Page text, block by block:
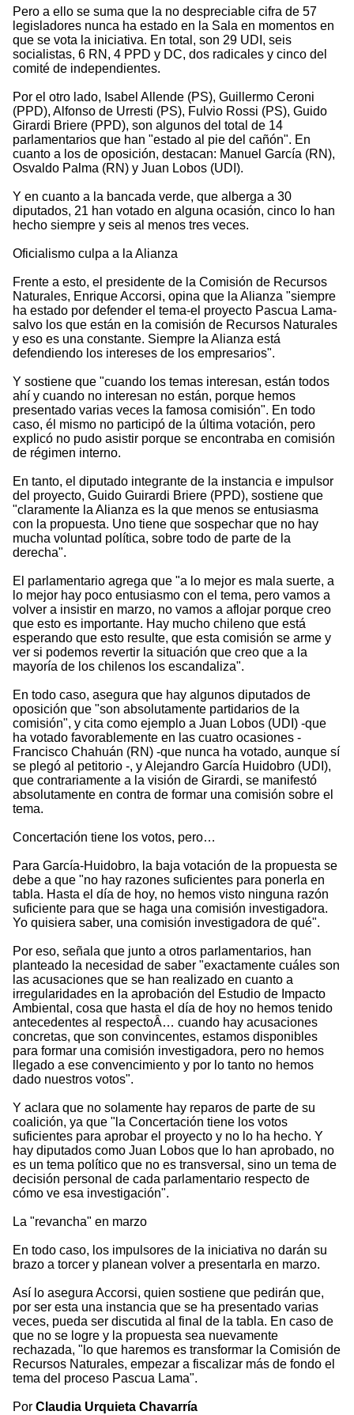
Pero a ello se suma que la no despreciable cifra de 57
legisladores nunca ha estado en la Sala en momentos en
que se vota la iniciativa. En total, son 29 UDI, seis
socialistas, 6 RN, 4 PPD y DC, dos radicales y cinco del
comité de independientes.
Por el otro lado, Isabel Allende (PS), Guillermo Ceroni
(PPD), Alfonso de Urresti (PS), Fulvio Rossi (PS), Guido
Girardi Briere (PPD), son algunos del total de 14
parlamentarios que han "estado al pie del cañón". En
cuanto a los de oposición, destacan: Manuel García (RN),
Osvaldo Palma (RN) y Juan Lobos (UDI).
Y en cuanto a la bancada verde, que alberga a 30
diputados, 21 han votado en alguna ocasión, cinco lo han
hecho siempre y seis al menos tres veces.
Oficialismo culpa a la Alianza
Frente a esto, el presidente de la Comisión de Recursos
Naturales, Enrique Accorsi, opina que la Alianza "siempre
ha estado por defender el tema-el proyecto Pascua Lama-
salvo los que están en la comisión de Recursos Naturales
y eso es una constante. Siempre la Alianza está
defendiendo los intereses de los empresarios".
Y sostiene que "cuando los temas interesan, están todos
ahí y cuando no interesan no están, porque hemos
presentado varias veces la famosa comisión". En todo
caso, él mismo no participó de la última votación, pero
explicó no pudo asistir porque se encontraba en comisión
de régimen interno.
En tanto, el diputado integrante de la instancia e impulsor
del proyecto, Guido Guirardi Briere (PPD), sostiene que
"claramente la Alianza es la que menos se entusiasma
con la propuesta. Uno tiene que sospechar que no hay
mucha voluntad política, sobre todo de parte de la
derecha".
El parlamentario agrega que "a lo mejor es mala suerte, a
lo mejor hay poco entusiasmo con el tema, pero vamos a
volver a insistir en marzo, no vamos a aflojar porque creo
que esto es importante. Hay mucho chileno que está
esperando que esto resulte, que esta comisión se arme y
ver si podemos revertir la situación que creo que a la
mayoría de los chilenos los escandaliza".
En todo caso, asegura que hay algunos diputados de
oposición que "son absolutamente partidarios de la
comisión", y cita como ejemplo a Juan Lobos (UDI) -que
ha votado favorablemente en las cuatro ocasiones -
Francisco Chahuán (RN) -que nunca ha votado, aunque sí
se plegó al petitorio -, y Alejandro García Huidobro (UDI),
que contrariamente a la visión de Girardi, se manifestó
absolutamente en contra de formar una comisión sobre el
tema.
Concertación tiene los votos, pero…
Para García-Huidobro, la baja votación de la propuesta se
debe a que "no hay razones suficientes para ponerla en
tabla. Hasta el día de hoy, no hemos visto ninguna razón
suficiente para que se haga una comisión investigadora.
Yo quisiera saber, una comisión investigadora de qué".
Por eso, señala que junto a otros parlamentarios, han
planteado la necesidad de saber "exactamente cuáles son
las acusaciones que se han realizado en cuanto a
irregularidades en la aprobación del Estudio de Impacto
Ambiental, cosa que hasta el día de hoy no hemos tenido
antecedentes al respectoÂ… cuando hay acusaciones
concretas, que son convincentes, estamos disponibles
para formar una comisión investigadora, pero no hemos
llegado a ese convencimiento y por lo tanto no hemos
dado nuestros votos".
Y aclara que no solamente hay reparos de parte de su
coalición, ya que "la Concertación tiene los votos
suficientes para aprobar el proyecto y no lo ha hecho. Y
hay diputados como Juan Lobos que lo han aprobado, no
es un tema político que no es transversal, sino un tema de
decisión personal de cada parlamentario respecto de
cómo ve esa investigación".
La "revancha" en marzo
En todo caso, los impulsores de la iniciativa no darán su
brazo a torcer y planean volver a presentarla en marzo.
Así lo asegura Accorsi, quien sostiene que pedirán que,
por ser esta una instancia que se ha presentado varias
veces, pueda ser discutida al final de la tabla. En caso de
que no se logre y la propuesta sea nuevamente
rechazada, "lo que haremos es transformar la Comisión de
Recursos Naturales, empezar a fiscalizar más de fondo el
tema del proceso Pascua Lama".
Por Claudia Urquieta Chavarría